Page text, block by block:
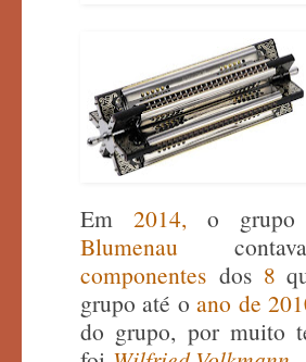
Em 2014, o
Blumenau
componentes dos 8
grupo até oano de
do grupo, por muito